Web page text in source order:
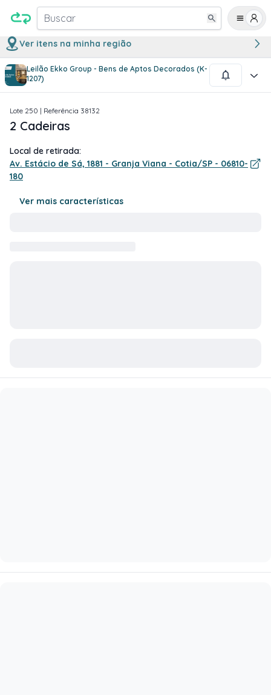
Buscar
Ver itens na minha região
Leilão Ekko Group - Bens de Aptos Decorados (K-
1207)
1/1
Lote 250 | Referência 38132
2 Cadeiras
Local de retirada:
Av. Estácio de Sá, 1881 - Granja Viana - Cotia/SP - 06810-
180
Ver mais características